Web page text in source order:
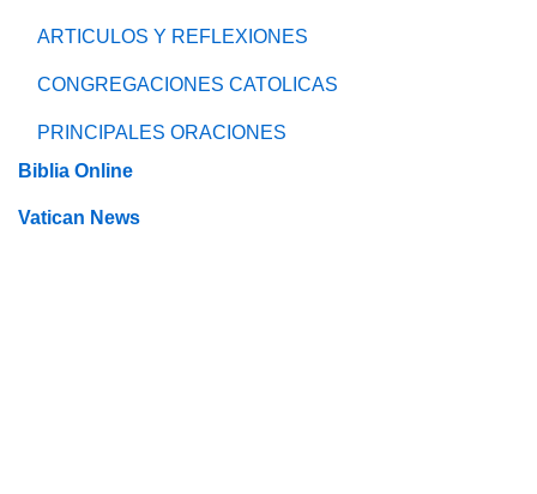
ARTICULOS Y REFLEXIONES
CONGREGACIONES CATOLICAS
PRINCIPALES ORACIONES
Biblia Online
Vatican News